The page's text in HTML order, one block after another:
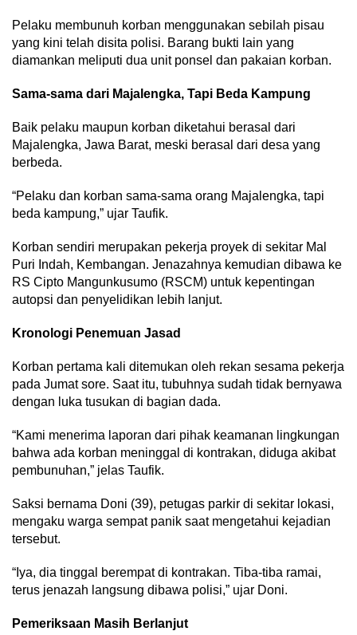
Pelaku membunuh korban menggunakan sebilah pisau
yang kini telah disita polisi. Barang bukti lain yang
diamankan meliputi dua unit ponsel dan pakaian korban.
Sama-sama dari Majalengka, Tapi Beda Kampung
Baik pelaku maupun korban diketahui berasal dari
Majalengka, Jawa Barat, meski berasal dari desa yang
berbeda.
“Pelaku dan korban sama-sama orang Majalengka, tapi
beda kampung,” ujar Taufik.
Korban sendiri merupakan pekerja proyek di sekitar Mal
Puri Indah, Kembangan. Jenazahnya kemudian dibawa ke
RS Cipto Mangunkusumo (RSCM) untuk kepentingan
autopsi dan penyelidikan lebih lanjut.
Kronologi Penemuan Jasad
Korban pertama kali ditemukan oleh rekan sesama pekerja
pada Jumat sore. Saat itu, tubuhnya sudah tidak bernyawa
dengan luka tusukan di bagian dada.
“Kami menerima laporan dari pihak keamanan lingkungan
bahwa ada korban meninggal di kontrakan, diduga akibat
pembunuhan,” jelas Taufik.
Saksi bernama Doni (39), petugas parkir di sekitar lokasi,
mengaku warga sempat panik saat mengetahui kejadian
tersebut.
“Iya, dia tinggal berempat di kontrakan. Tiba-tiba ramai,
terus jenazah langsung dibawa polisi,” ujar Doni.
Pemeriksaan Masih Berlanjut